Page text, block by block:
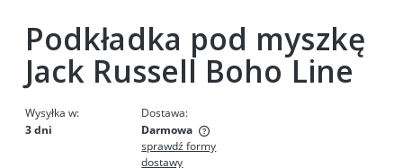
Podkładka pod myszkę
Jack Russell Boho Line
Wysyłka w:
3 dni
Dostawa:
Darmowa
Cena nie zawiera ewentualnych kosztów płatności
sprawdź formy
dostawy